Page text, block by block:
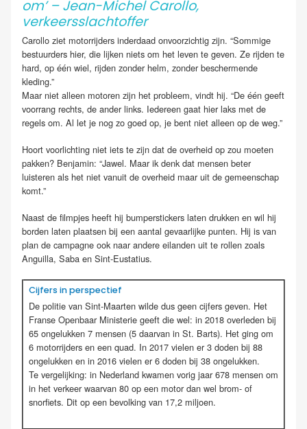
om’ – Jean-Michel Carollo,
verkeersslachtoffer
Carollo ziet motorrijders inderdaad onvoorzichtig zijn. “Sommige
bestuurders hier, die lijken niets om het leven te geven. Ze rijden te
hard, op één wiel, rijden zonder helm, zonder beschermende
kleding.”
Maar niet alleen motoren zijn het probleem, vindt hij. “De één geeft
voorrang rechts, de ander links. Iedereen gaat hier laks met de
regels om. Al let je nog zo goed op, je bent niet alleen op de weg.”
Hoort voorlichting niet iets te zijn dat de overheid op zou moeten
pakken? Benjamin: “Jawel. Maar ik denk dat mensen beter
luisteren als het niet vanuit de overheid maar uit de gemeenschap
komt.”
Naast de filmpjes heeft hij bumperstickers laten drukken en wil hij
borden laten plaatsen bij een aantal gevaarlijke punten. Hij is van
plan de campagne ook naar andere eilanden uit te rollen zoals
Anguilla, Saba en Sint-Eustatius.
Cijfers in perspectief
De politie van Sint-Maarten wilde dus geen cijfers geven. Het
Franse Openbaar Ministerie geeft die wel: in 2018 overleden bij
65 ongelukken 7 mensen (5 daarvan in St. Barts). Het ging om
6 motorrijders en een quad. In 2017 vielen er 3 doden bij 88
ongelukken en in 2016 vielen er 6 doden bij 38 ongelukken.
Te vergelijking: in Nederland kwamen vorig jaar 678 mensen om
in het verkeer waarvan 80 op een motor dan wel brom- of
snorfiets. Dit op een bevolking van 17,2 miljoen.